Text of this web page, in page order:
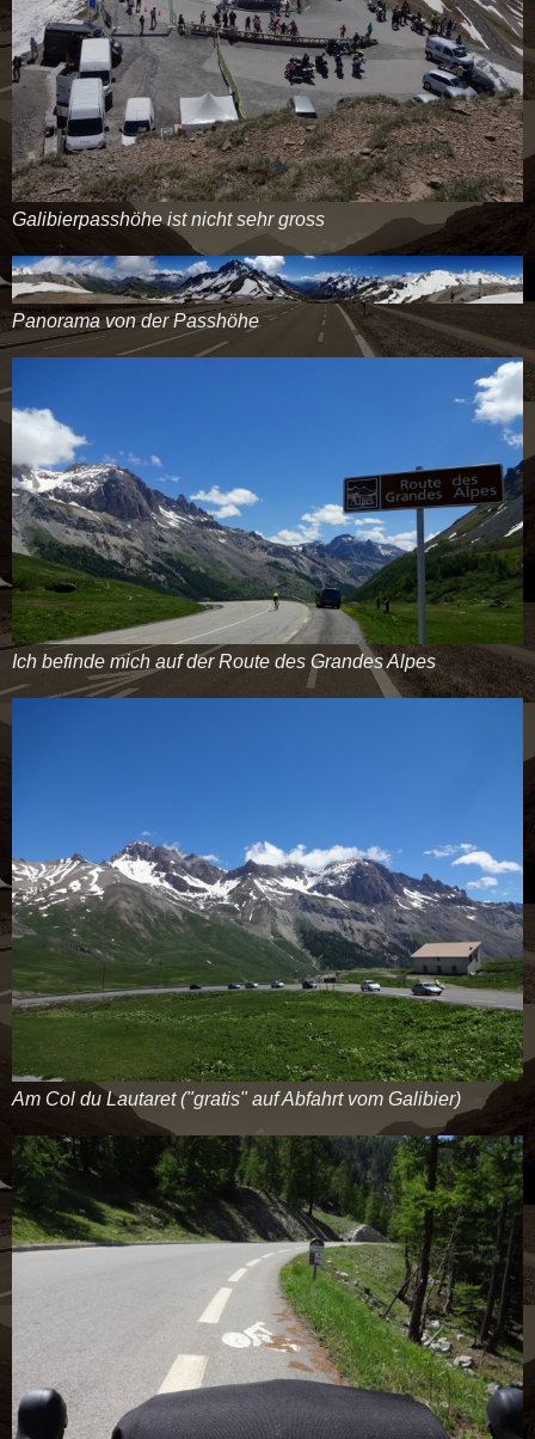
Galibierpasshöhe ist nicht sehr gross
Panorama von der Passhöhe
Ich befinde mich auf der Route des Grandes Alpes
Am Col du Lautaret ("gratis" auf Abfahrt vom Galibier)